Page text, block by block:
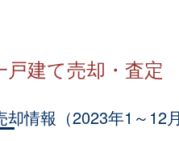
建て売却・査定
情報（2023年1～12月